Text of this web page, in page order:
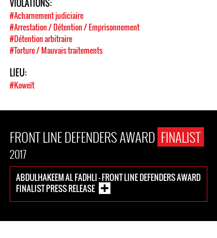
VIOLATIONS:
#Acharnement judiciaire
#Arrestation / Détention / Emprisonnement
#Détention arbitraire
#Torture / Mauvais traitements
LIEU:
#Koweït
FRONT LINE DEFENDERS AWARD FINALIST
2017
ABDULHAKEEM AL FADHLI - FRONT LINE DEFENDERS AWARD
FINALIST PRESS RELEASE